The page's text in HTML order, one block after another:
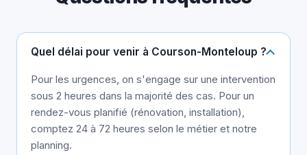
Quel délai pour venir à Courson-Monteloup ?
Pour les urgences, on s'engage sur une intervention
sous 2 heures dans la majorité des cas. Pour un
rendez-vous planifié (rénovation, installation),
comptez 24 à 72 heures selon le métier et notre
planning.